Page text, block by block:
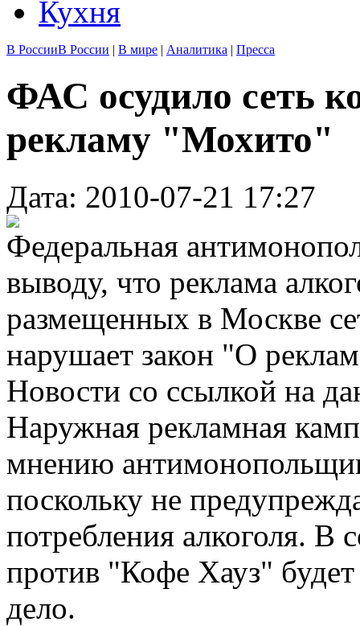
Кухня
В РоссииВ России | В мире | Аналитика | Пресса
ФАС осудило сеть
рекламу "Мохито"
Дата: 2010-07-21 17:27
Федеральная
выводу, что реклама
размещенных в Москве
нарушает закон "О
Новости со ссылкой на
Наружная рекламная
мнению
поскольку не
потребления алкоголя. В
против "Кофе Хауз"
дело.